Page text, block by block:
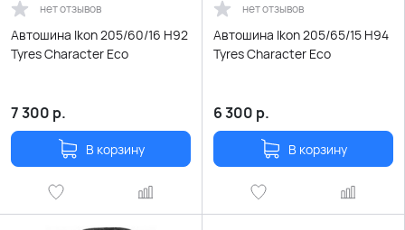
нет отзывов
Автошина Ikon 205/60/16 H92
Tyres Character Eco
7 300 р.
В корзину
нет отзывов
Автошина Ikon 205/65/15 H94
Tyres Character Eco
6 300 р.
В корзину